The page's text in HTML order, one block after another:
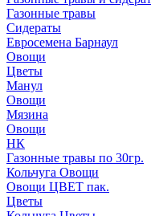
Газонные травы
Сидераты
Евросемена Барнаул
Овощи
Цветы
Манул
Овощи
Мязина
Овощи
НК
Газонные травы по 30гр.
Кольчуга Овощи
Овощи ЦВЕТ пак.
Цветы